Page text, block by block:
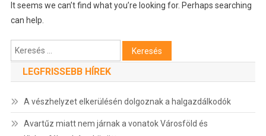
It seems we can’t find what you’re looking for. Perhaps searching
can help.
Keresés:
LEGFRISSEBB HÍREK
A vészhelyzet elkerülésén dolgoznak a halgazdálkodók
Avartűz miatt nem járnak a vonatok Városföld és